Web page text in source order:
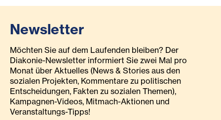
Newsletter
Möchten Sie auf dem Laufenden bleiben? Der
Diakonie-Newsletter informiert Sie zwei Mal pro
Monat über Aktuelles (News & Stories aus den
sozialen Projekten, Kommentare zu politischen
Entscheidungen, Fakten zu sozialen Themen),
Kampagnen-Videos, Mitmach-Aktionen und
Veranstaltungs-Tipps!